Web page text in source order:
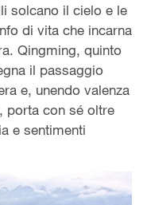
solcano il cielo e le
di vita che incarna
Qingming, quinto
il passaggio
e, unendo valenza
porta con sé oltre
e sentimenti